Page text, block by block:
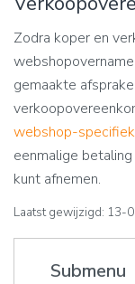
Zodra koper en
gemaakte
webshop-
eenmalige
kunt afnemen.
Laatst gewijzigd: 13-
Submenu